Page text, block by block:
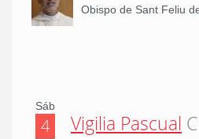
Obispo de Sant Feliu
Sáb
4 Vigilia Pascual